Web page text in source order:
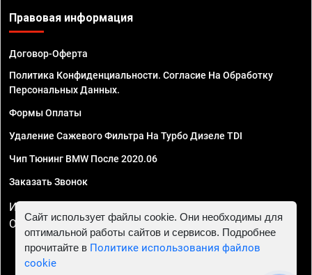
Правовая информация
Договор-Оферта
Политика Конфиденциальности. Согласие На Обработку
Персональных Данных.
Формы Оплаты
Удаление Сажевого Фильтра На Турбо Дизеле TDI
Чип Тюнинг BMW После 2020.06
Заказать Звонок
ИП Смирнов Георгий Павлович. ИНН 781302555843,
ОГРНИП 324470400032610
Сайт использует файлы cookie. Они необходимы для
оптимальной работы сайтов и сервисов. Подробнее
прочитайте в Политике использования файлов
cookie